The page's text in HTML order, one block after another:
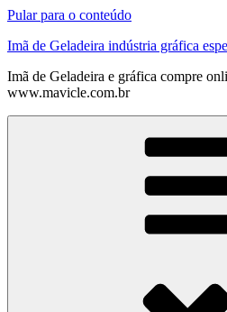
Pular para o conteúdo
Imã de Geladeira indústria gráfica
Imã de Geladeira e gráfica compre
www.mavicle.com.br